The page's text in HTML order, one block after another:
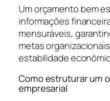
Um orçamento bem
informações
mensuráveis,
metas
estabilidade
Como estruturar um
empresarial